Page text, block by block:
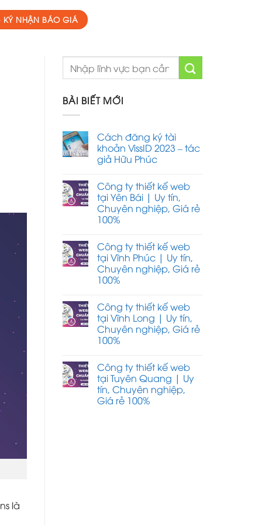
NHẬN BÁO GIÁ
là
BÀI BIẾT MỚI
Cách đăng ký tài
khoản VissID 2023 – tác
giả Hữu Phúc
Công ty thiết kế web
tại Yên Bái | Uy tín,
Chuyên nghiệp, Giá rẻ
100%
Công ty thiết kế web
tại Vĩnh Phúc | Uy tín,
Chuyên nghiệp, Giá rẻ
100%
Công ty thiết kế web
tại Vĩnh Long | Uy tín,
Chuyên nghiệp, Giá rẻ
100%
Công ty thiết kế web
tại Tuyên Quang | Uy
tín, Chuyên nghiệp,
Giá rẻ 100%